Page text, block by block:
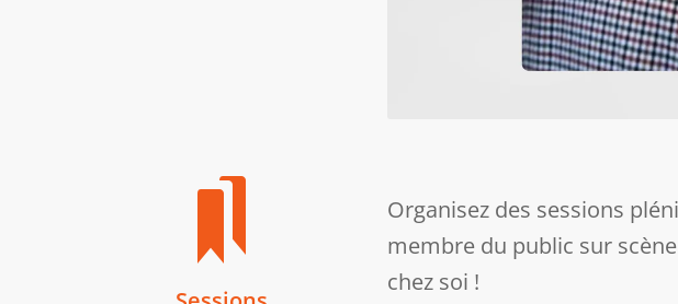
Organisez des sessions
membre du public sur
chez soi !